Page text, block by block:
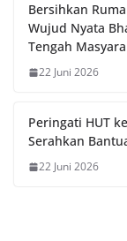
Bersihkan
Wujud Nyata
Tengah
22 Juni 2026
Peringati HUT
Serahkan
22 Juni 2026